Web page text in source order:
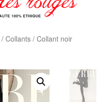
/ Collants / Collant noir